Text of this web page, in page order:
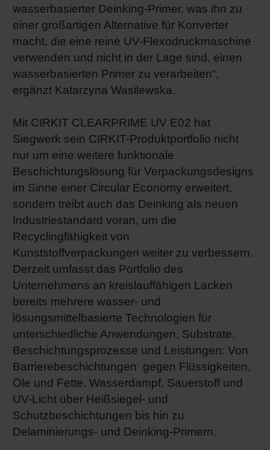
wasserbasierter Deinking-Primer, was ihn zu
einer großartigen Alternative für Konverter
macht, die eine reine UV-Flexodruckmaschine
verwenden und nicht in der Lage sind, einen
wasserbasierten Primer zu verarbeiten“,
ergänzt Katarzyna Wasilewska.
Mit CIRKIT CLEARPRIME UV E02 hat
Siegwerk sein CIRKIT-Produktportfolio nicht
nur um eine weitere funktionale
Beschichtungslösung für Verpackungsdesigns
im Sinne einer Circular Economy erweitert,
sondern treibt auch das Deinking als neuen
Industriestandard voran, um die
Recyclingfähigkeit von
Kunststoffverpackungen weiter zu verbessern.
Derzeit umfasst das Portfolio des
Unternehmens an kreislauffähigen Lacken
bereits mehrere wasser- und
lösungsmittelbasierte Technologien für
unterschiedliche Anwendungen, Substrate,
Beschichtungsprozesse und Leistungen: Von
Barrierebeschichtungen gegen Flüssigkeiten,
Öle und Fette, Wasserdampf, Sauerstoff und
UV-Licht über Heißsiegel- und
Schutzbeschichtungen bis hin zu
Delaminierungs- und Deinking-Primern.